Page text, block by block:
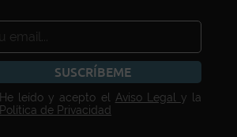
SUSCRÍBEME
He leído y acepto el Aviso Legal y la
Política de Privacidad